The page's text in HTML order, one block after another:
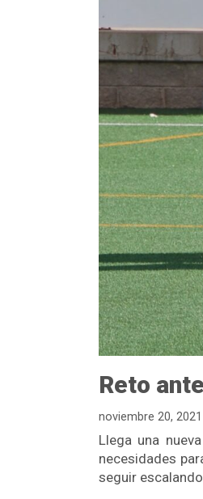
Reto
noviembre 20, 2021
Llega una
necesidades
seguir